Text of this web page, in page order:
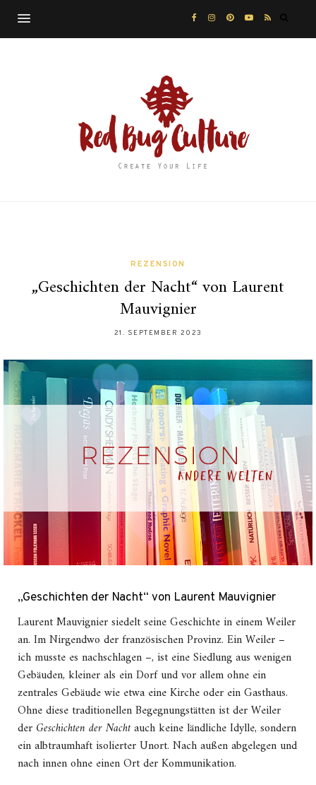
REZENSION
„Geschichten der Nacht“ von Laurent
Mauvignier
21. SEPTEMBER 2023
„Geschichten der Nacht“ von Laurent Mauvignier
Laurent Mauvignier siedelt seine Geschichte in einem Weiler
an. Im Nirgendwo der französischen Provinz. Ein Weiler –
ich musste es nachschlagen –, ist eine Siedlung aus wenigen
Gebäuden, kleiner als ein Dorf und vor allem ohne ein
zentrales Gebäude wie etwa eine Kirche oder ein Gasthaus.
Ohne diese traditionellen Begegnungstätten ist der Weiler
der Geschichten der Nachtauch keine ländliche Idylle, sondern
ein albtraumhaft isolierter Unort. Nach außen abgelegen und
nach innen ohne einen Ort der Kommunikation.